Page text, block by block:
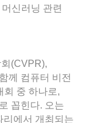
신러닝 관련
(CVPR),
께 컴퓨터 비전
회 중 하나로,
꼽힌다. 오는
리에서 개최되는